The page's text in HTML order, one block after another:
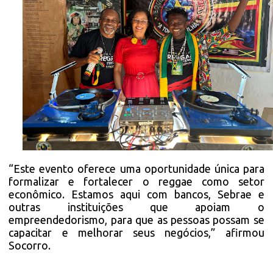
“Este evento oferece uma oportunidade única para
formalizar e fortalecer o reggae como setor
econômico. Estamos aqui com bancos, Sebrae e
outras instituições que apoiam o
empreendedorismo, para que as pessoas possam se
capacitar e melhorar seus negócios,” afirmou
Socorro.